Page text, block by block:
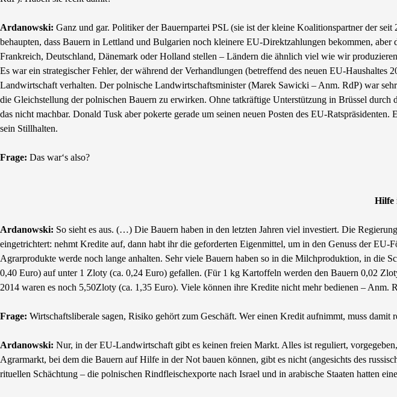
Ardanowski: Ganz und gar. Politiker der Bauernpartei PSL (sie ist der kleine Koalitionspartner der
behaupten, dass Bauern in Lettland und Bulgarien noch kleinere EU-Direktzahlungen bekommen,
Frankreich, Deutschland, Dänemark oder Holland stellen – Ländern die ähnlich viel wie wir
Es war ein strategischer Fehler, der während der Verhandlungen (betreffend des neuen EU-
Landwirtschaft verhalten. Der polnische Landwirtschaftsminister (Marek Sawicki – Anm. RdP) war
die Gleichstellung der polnischen Bauern zu erwirken. Ohne tatkräftige Unterstützung in Brüssel
das nicht machbar. Donald Tusk aber pokerte gerade um seinen neuen Posten des EU-
sein Stillhalten.
Frage: Das war‘s also?
Hilfe
Ardanowski: So sieht es aus. (…) Die Bauern haben in den letzten Jahren viel investiert. Die
eingetrichtert: nehmt Kredite auf, dann habt ihr die geforderten Eigenmittel, um in den Genuss der
Agrarprodukte werde noch lange anhalten. Sehr viele Bauern haben so in die Milchproduktion, in die
0,40 Euro) auf unter 1 Zloty (ca. 0,24 Euro) gefallen. (Für 1 kg Kartoffeln werden den Bauern 0,02
2014 waren es noch 5,50Zloty (ca. 1,35 Euro). Viele können ihre Kredite nicht mehr bedienen – Anm.
Frage: Wirtschaftsliberale sagen, Risiko gehört zum Geschäft. Wer einen Kredit aufnimmt, muss damit
Ardanowski: Nur, in der EU-Landwirtschaft gibt es keinen freien Markt. Alles ist reguliert,
Agrarmarkt, bei dem die Bauern auf Hilfe in der Not bauen können, gibt es nicht (angesichts des
rituellen Schächtung – die polnischen Rindfleischexporte nach Israel und in arabische Staaten hatten